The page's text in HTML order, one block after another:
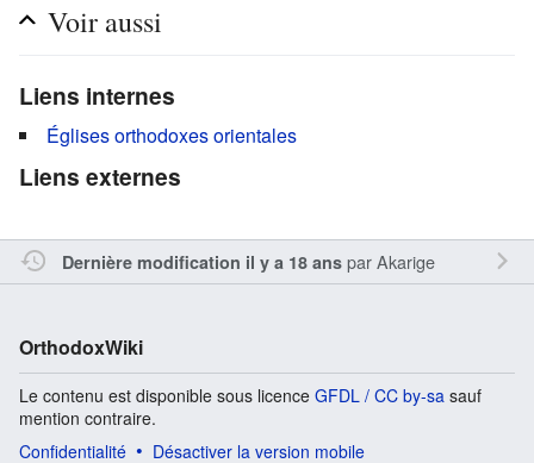
Voir aussi
Liens internes
Églises orthodoxes orientales
Liens externes
Dernière modification il y a 18 ansparAkarige
OrthodoxWiki
Le contenu est disponible sous licence GFDL / CC by-sa sauf
mention contraire.
Confidentialité
Désactiver la version mobile